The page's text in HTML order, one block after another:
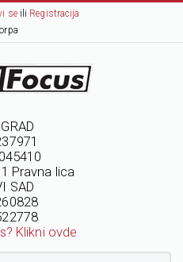
seili Registracija
Pravna lica
SAD
Klikni ovde